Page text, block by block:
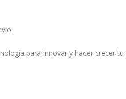
para innovar y hacer crecer